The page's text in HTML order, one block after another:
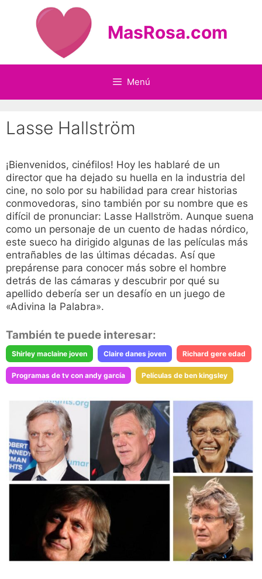
contenido
MasRosa.com
Menú
Lasse Hallström
¡Bienvenidos, cinéfilos! Hoy les hablaré de un
director que ha dejado su huella en la industria del
cine, no solo por su habilidad para crear historias
conmovedoras, sino también por su nombre que es
difícil de pronunciar: Lasse Hallström. Aunque suena
como un personaje de un cuento de hadas nórdico,
este sueco ha dirigido algunas de las películas más
entrañables de las últimas décadas. Así que
prepárense para conocer más sobre el hombre
detrás de las cámaras y descubrir por qué su
apellido debería ser un desafío en un juego de
«Adivina la Palabra».
También te puede interesar:
Shirley maclaine joven Claire danes joven Richard gere edad
Programas de tv con andy garcía Películas de ben kingsley